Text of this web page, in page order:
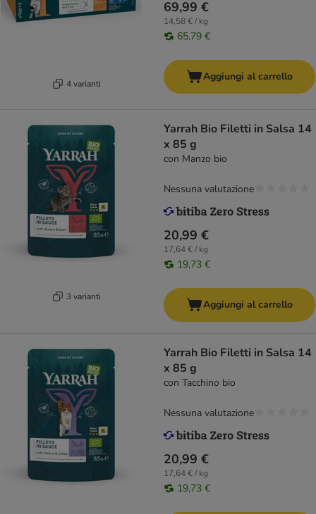
4 varianti
69,99 €
14,58 € / kg
65,79 €
Aggiungi al carrello
3 varianti
Yarrah Bio Filetti in Salsa 14
x 85 g
con Manzo bio
20,99 €
17,64 € / kg
19,73 €
Nessuna valutazione
Aggiungi al carrello
Yarrah Bio Filetti in Salsa 14
x 85 g
con Tacchino bio
20,99 €
17,64 € / kg
19,73 €
Nessuna valutazione